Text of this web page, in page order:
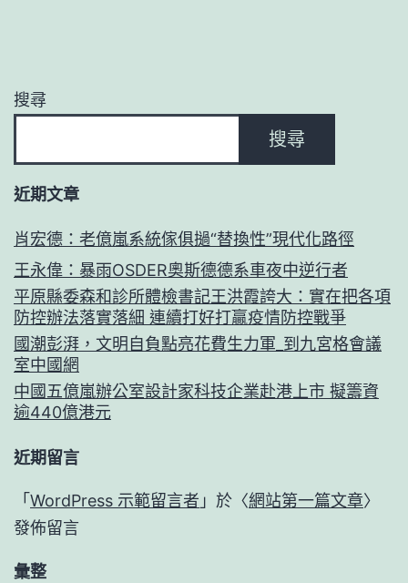
搜尋
搜尋
近期文章
肖宏德：老億嵐系統傢俱撾“替換性”現代化路徑
王永偉：暴雨OSDER奧斯德德系車夜中逆行者
平原縣委森和診所體檢書記王洪霞誇大：實在把各項
防控辦法落實落細 連續打好打贏疫情防控戰爭
國潮彭湃，文明自負點亮花費生力軍_到九宮格會議
室中國網
中國五億嵐辦公室設計家科技企業赴港上市 擬籌資
逾440億港元
近期留言
「 WordPress 示範留言者 」於〈網站第一篇文章〉
發佈留言
彙整